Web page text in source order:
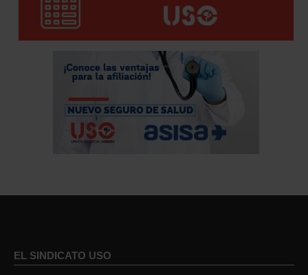
EL SINDICATO USO